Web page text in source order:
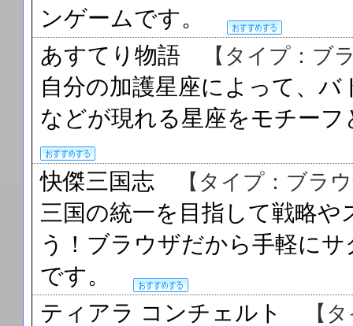
ンゲームです。
あすてり物語
【タイプ：
自分の加護星座によって、
などが現れる星座をモチー
快傑三国志 【タイプ：ブラ
三国の統一を目指して戦略
う！ブラウザだから手軽に
です。
ティアラ コンチェルト
【